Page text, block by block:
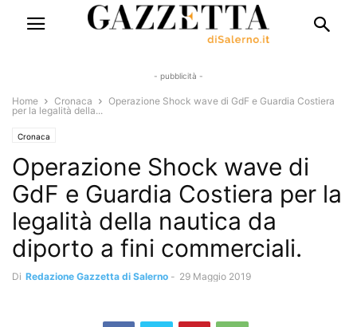
- pubblicità -
Home Cronaca
Operazione Shock wave di GdF e Guardia Costiera
per la legalità della...
Cronaca
Operazione Shock wave di
GdF e Guardia Costiera per la
legalità della nautica da
diporto a fini commerciali.
Di Redazione Gazzetta di Salerno - 29 Maggio 2019